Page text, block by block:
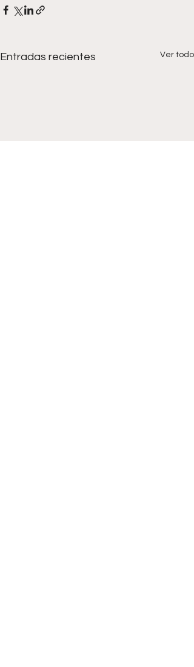
Entradas recientes Ver todo